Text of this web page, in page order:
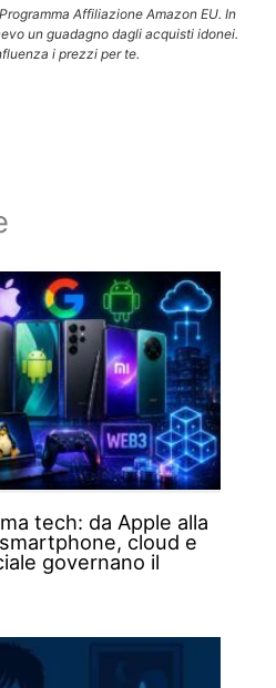
Affiliazione Amazon EU. In
un guadagno dagli acquisti idonei.
i prezzi per te.
tech: da Apple alla
cloud e
governano il